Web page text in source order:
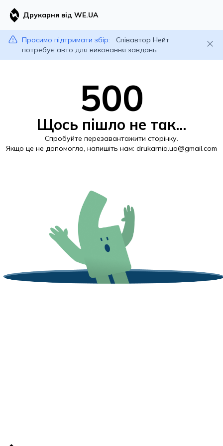
Друкарня від WE.UA
Просимо підтримати збір:
Співавтор Нейт
потребує авто для виконання завдань
500
Щось пішло не так...
Спробуйте перезавантажити сторінку.
Якщо це не допомогло, напишіть нам: drukarnia.ua@gmail.com